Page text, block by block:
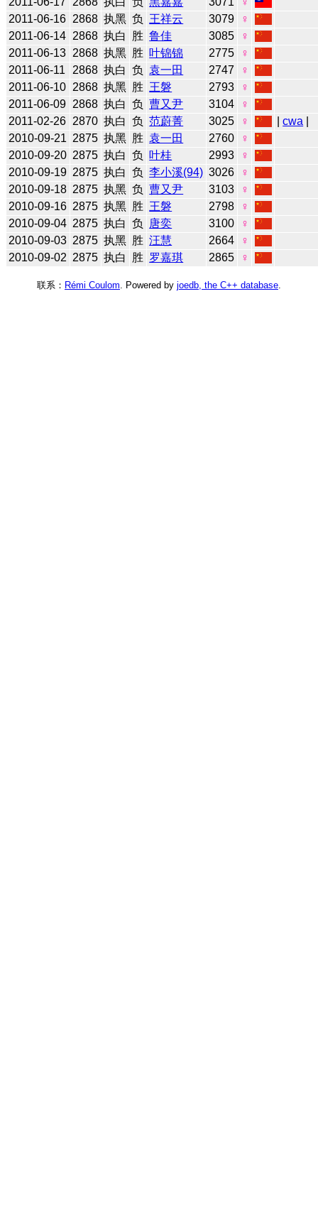
2011-06-16 2868 执黑 负 王祥云 3079
♀
2011-06-14 2868 执白 胜 鲁佳 3085
♀
2011-06-13 2868 执黑 胜 叶锦锦 2775
♀
2011-06-11
2868 执白 负 袁一田 2747
♀
2011-06-10 2868 执黑 胜 王磐 2793
♀
2011-06-09 2868 执白 负 曹又尹 3104
♀
2011-02-26 2870 执白 负 范蔚菁 3025 ♀ |cwa
2010-09-21 2875 执黑 胜 袁一田 2760
♀
2010-09-20 2875 执白 负 叶桂 2993
♀
2010-09-19 2875 执白 负 李小溪(94) 3026
♀
2010-09-18 2875 执黑 负 曹又尹 3103
♀
2010-09-16 2875 执黑 胜 王磐 2798
♀
2010-09-04 2875 执白 负 唐奕 3100
♀
2010-09-03 2875 执黑 胜 汪慧 2664
♀
2010-09-02 2875 执白 胜 罗嘉琪 2865 ♀
联系： Rémi Coulom . Powered by joedb, the C++ database